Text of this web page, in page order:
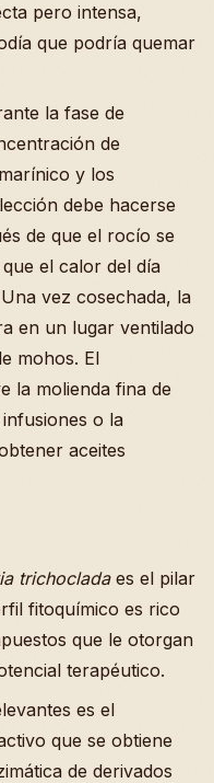
pero intensa,
que podría quemar
la fase de
de
y los
debe hacerse
de que el rocío se
el calor del día
vez cosechada, la
en un lugar ventilado
mohos. El
la molienda fina de
o la
aceites
trichocladaes el pilar
fitoquímico es rico
que le otorgan
terapéutico.
es el
que se obtiene
de derivados